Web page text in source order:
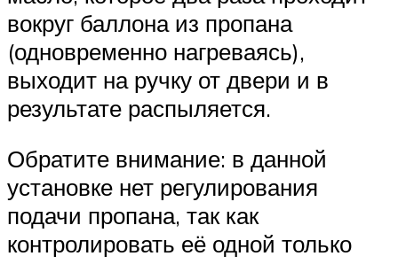
вокруг баллона из пропана
(одновременно нагреваясь),
выходит на ручку от двери и в
результате распыляется.
Обратите внимание: в данной
установке нет регулирования
подачи пропана, так как
контролировать её одной только